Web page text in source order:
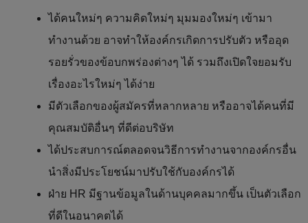
ได้คนใหม่ๆ ความคิดใหม่ๆ มุมมองใหม่ๆ เข้ามา
ทำงานด้วย อาจทำให้องค์กรเกิดการปรับตัว หรืออุด
รอยรั่วของข้อบกพร่องต่างๆ ได้ รวมถึงเปิดใจยอมรับ
เรื่องอะไรใหม่ๆ ได้ง่าย
มีตัวเลือกของผู้สมัครที่หลากหลาย หรืออาจได้คนที่มี
คุณสมบัติอื่นๆ ที่ดีต่อบริษัท
ได้ประสบการณ์ตลอดจนวิธีการทำงานจากองค์กรอื่น
นำสิ่งมีประโยชน์มาปรับใช้กับองค์กรได้
ฝ่าย HR มีฐานข้อมูลในด้านบุคคลมากขึ้น เป็นตัวเลือก
ที่ดีในอนาคตได้